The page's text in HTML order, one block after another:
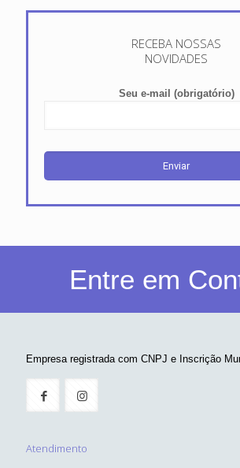
RECEBA NOSSAS
NOVIDADES
Seu e-mail (obrigatório)
Entre em
Empresa registrada com CNPJ e Inscrição
Atendimento